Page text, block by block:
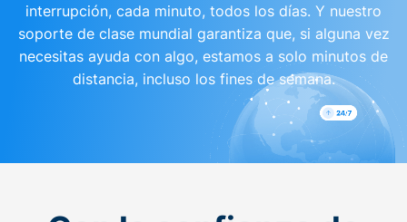
interrupción, cada minuto, todos los días. Y nuestro
soporte de clase mundial garantiza que, si alguna vez
necesitas ayuda con algo, estamos a solo minutos de
distancia, incluso los fines de semana.